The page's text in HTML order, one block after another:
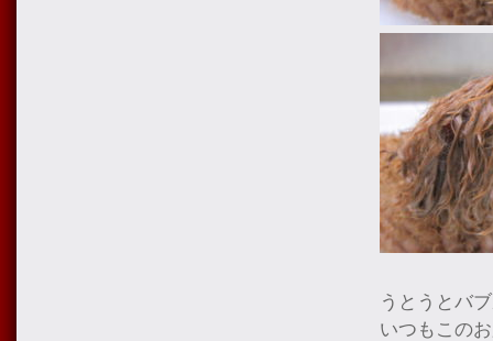
うとうとバ
いつもこの